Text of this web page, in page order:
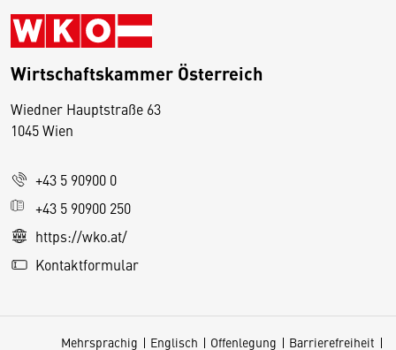
Wirtschaftskammer Österreich
Wiedner Hauptstraße 63
1045 Wien
+43 5 90900 0
+43 5 90900 250
https://wko.at/
Kontaktformular
Mehrsprachig Englisch Offenlegung Barrierefreiheit
D
s
e
S
e